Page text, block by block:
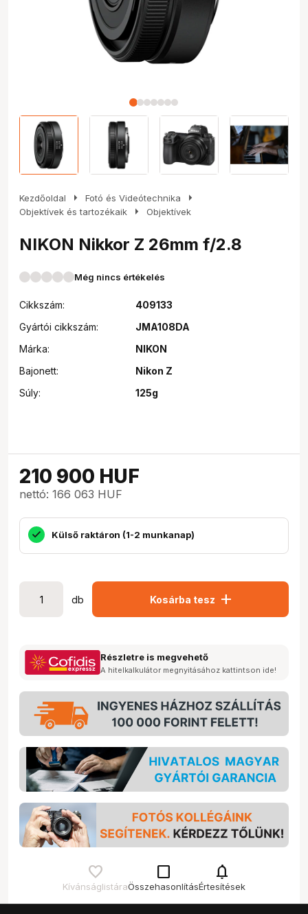
Kezdőoldal arrow_right Fotó és Videótechnika arrow_right
Objektívek és tartozékaik arrow_right Objektívek
NIKON Nikkor Z 26mm f/2.8
Még nincs értékelés
Cikkszám:
409133
Gyártói cikkszám:
JMA108DA
Márka:
NIKON
Bajonett:
Nikon Z
Súly:
125g
210 900 HUF
nettó: 166 063 HUF
Külső raktáron (1-2 munkanap)
db Kosárba tesz add
Részletre is megvehető
A hitelkalkulátor megnyitásához kattintson ide!
Kívánságlistára
check_box_outline_blank
Összehasonlítás
notifications
Értesítések